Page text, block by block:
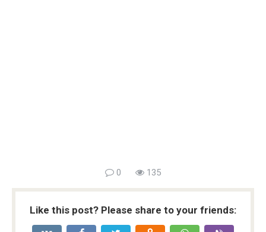
0 135
Like this post? Please share to your friends: